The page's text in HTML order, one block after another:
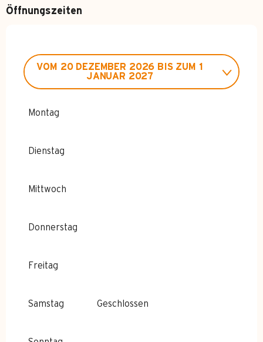
Öffnungszeiten
VOM 20 DEZEMBER 2026 BIS ZUM
1
JANUAR 2027
Montag
Dienstag
Mittwoch
Donnerstag
Freitag
Samstag Geschlossen